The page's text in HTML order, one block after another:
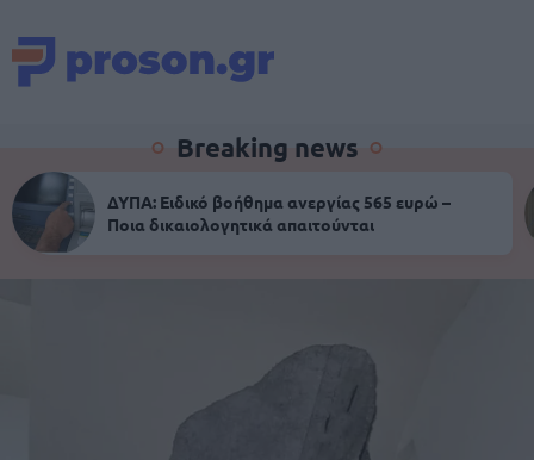
Breaking news
ΔΥΠΑ: Ειδικό βοήθημα ανεργίας 565 ευρώ –
Ποια δικαιολογητικά απαιτούνται